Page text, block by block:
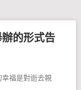
的形式告
福是對逝去親